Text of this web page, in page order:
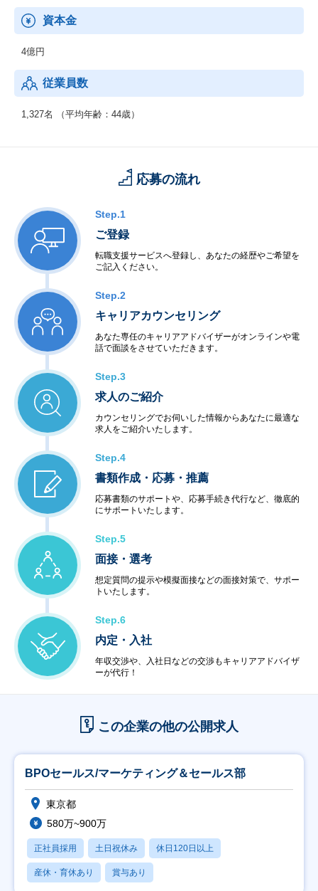
資本金
4億円
従業員数
1,327名 （平均年齢：44歳）
応募の流れ
Step.1
ご登録
転職支援サービスへ登録し、あなたの経歴やご希望を
ご記入ください。
Step.2
キャリアカウンセリング
あなた専任のキャリアアドバイザーがオンラインや電
話で面談をさせていただきます。
Step.3
求人のご紹介
カウンセリングでお伺いした情報からあなたに最適な
求人をご紹介いたします。
Step.4
書類作成・応募・推薦
応募書類のサポートや、応募手続き代行など、徹底的
にサポートいたします。
Step.5
面接・選考
想定質問の提示や模擬面接などの面接対策で、サポー
トいたします。
Step.6
内定・入社
年収交渉や、入社日などの交渉もキャリアアドバイザ
ーが代行！
この企業の他の公開求人
BPOセールス/マーケティング＆セールス部
東京都
580万~900万
正社員採用 土日祝休み 休日120日以上
産休・育休あり 賞与あり